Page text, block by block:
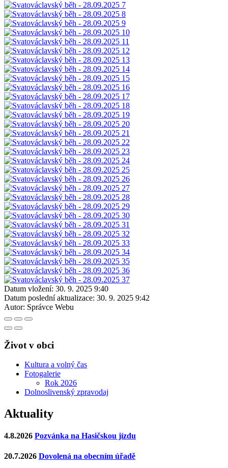
Datum vložení: 30. 9. 2025 9:40
Datum poslední aktualizace: 30. 9. 2025 9:42
Autor: Správce Webu
Život v obci
Kultura a volný čas
Fotogalerie
Rok 2026
Dolnoslivenský zpravodaj
Aktuality
4.8.2026 Pozvánka na Hasičskou jízdu
20.7.2026 Dovolená na obecním úřadě